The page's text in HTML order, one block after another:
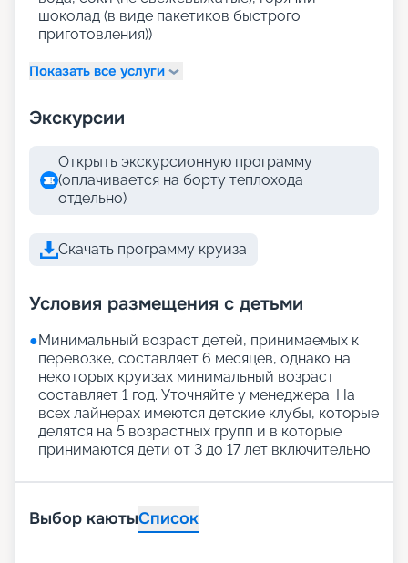
шоколад (в виде пакетиков быстрого
приготовления))
Показать все услуги
Экскурсии
Открыть экскурсионную программу
(оплачивается на борту теплохода
отдельно)
Скачать программу круиза
Условия размещения с детьми
●Минимальный возраст детей, принимаемых к
перевозке, составляет 6 месяцев, однако на
некоторых круизах минимальный возраст
составляет 1 год. Уточняйте у менеджера. На
всех лайнерах имеются детские клубы, которые
делятся на 5 возрастных групп и в которые
принимаются дети от 3 до 17 лет включительно.
Выбор каютыСписок